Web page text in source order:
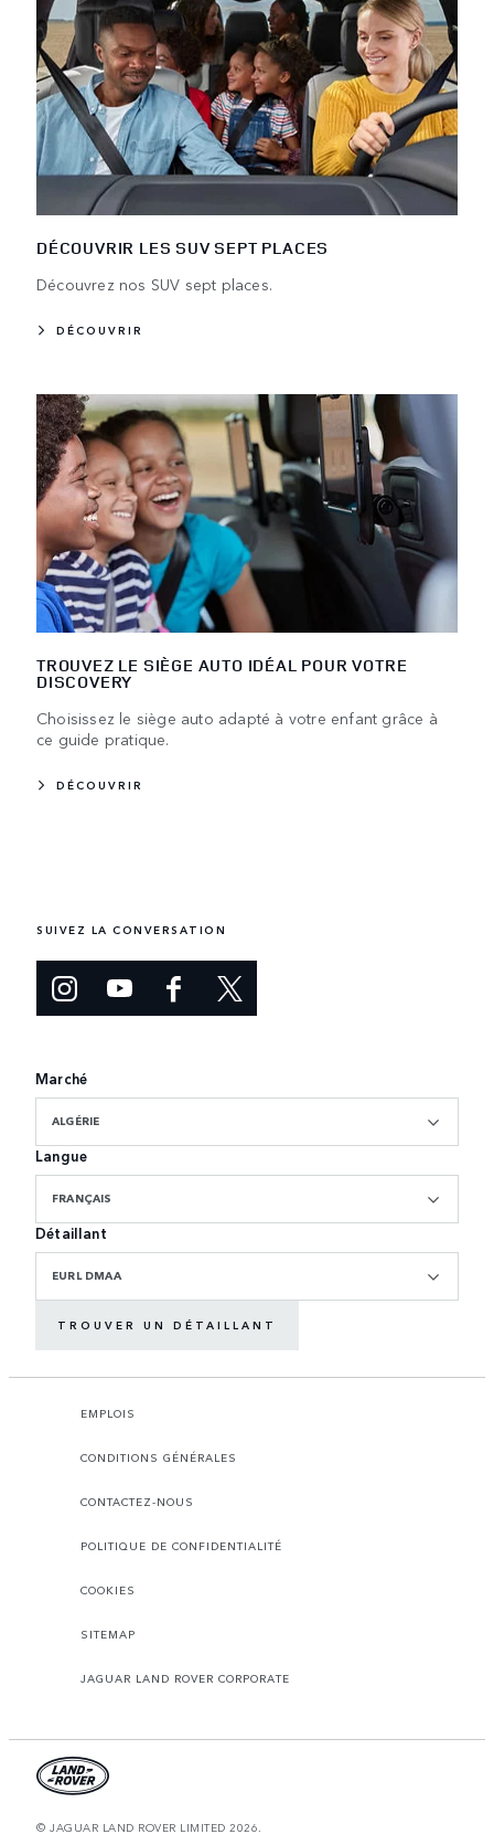
DÉCOUVRIR LES SUV SEPT PLACES
Découvrez nos SUV sept places.
DÉCOUVRIR
TROUVEZ LE SIÈGE AUTO IDÉAL POUR VOTRE
DISCOVERY
Choisissez le siège auto adapté à votre enfant grâce à
ce guide pratique.
DÉCOUVRIR
SUIVEZ LA CONVERSATION
Marché
ALGÉRIE
Langue
FRANÇAIS
Détaillant
EURL DMAA
TROUVER UN DÉTAILLANT
EMPLOIS
CONDITIONS GÉNÉRALES
CONTACTEZ-NOUS
POLITIQUE DE CONFIDENTIALITÉ
COOKIES
SITEMAP
JAGUAR LAND ROVER CORPORATE
© JAGUAR LAND ROVER LIMITED 2026.